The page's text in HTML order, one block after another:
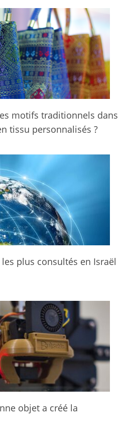
motifs traditionnels dans
tissu personnalisés ?
plus consultés en Israël
objet a créé la